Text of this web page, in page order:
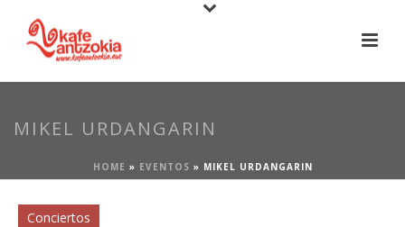
MIKEL URDANGARIN
HOME » EVENTOS » MIKEL URDANGARIN
Conciertos